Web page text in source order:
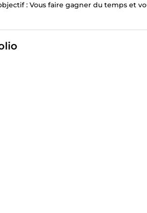
: Vous faire gagner du temps et